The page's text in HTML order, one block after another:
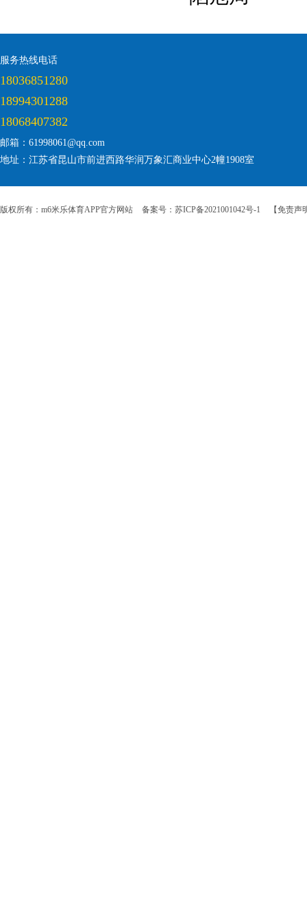
服务热线电话
18036851280
18994301288
18068407382
邮箱：61998061@qq.com
地址：江苏省昆山市前进西路华润万象汇商业中心2幢1908室
版权所有：m6米乐体育APP官方网站 备案号：苏ICP备2021001042号-1 【免责声